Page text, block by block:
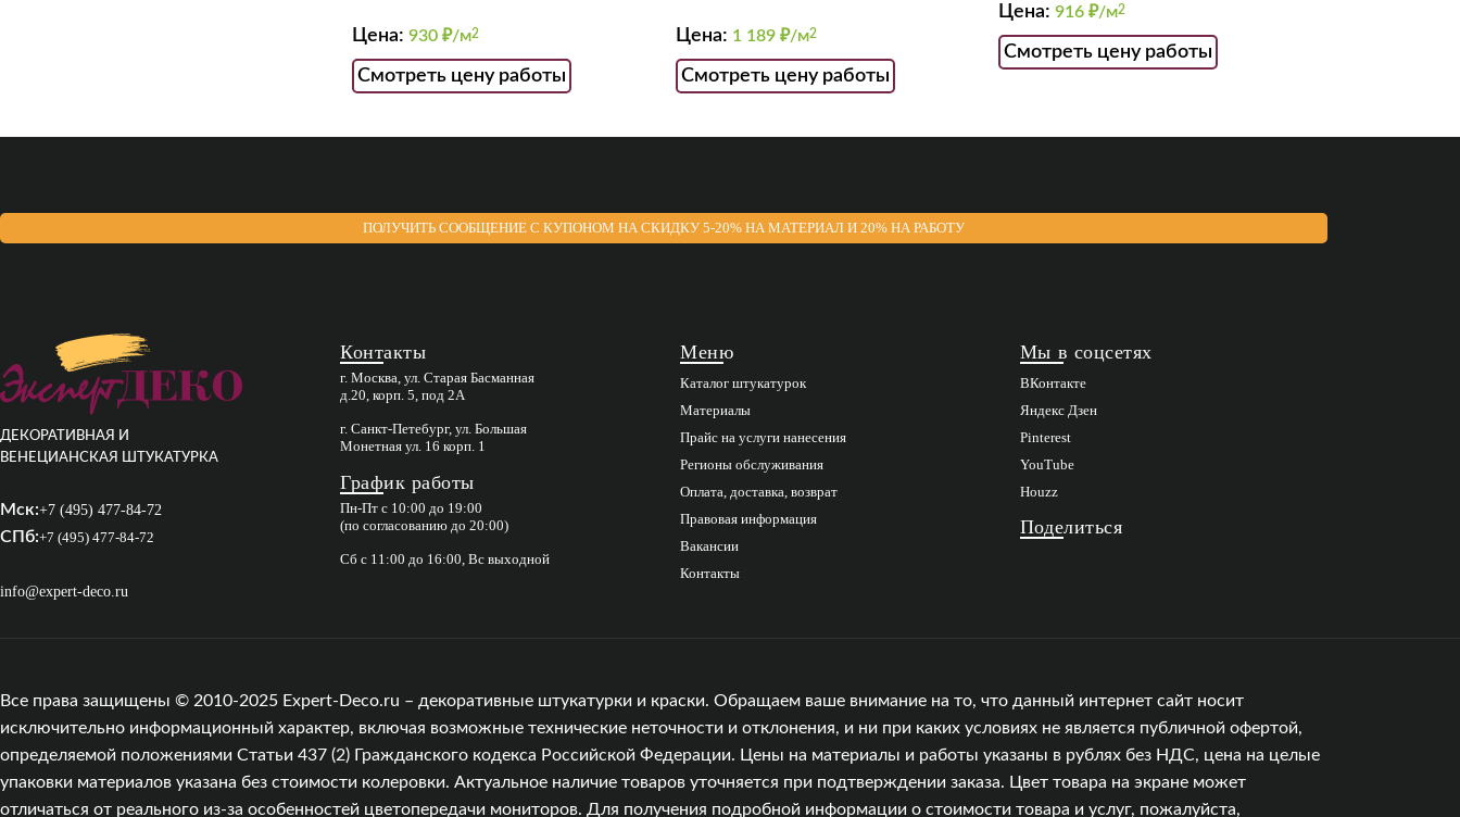
Цена: 930 ₽/м2
Смотреть цену работы
Цена: 1 189 ₽/м2
Смотреть цену работы
Цена:916₽/м2
Смотреть цену работы
ПОЛУЧИТЬ СООБЩЕНИЕ С КУПОНОМ НА СКИДКУ 5-20% НА МАТЕРИАЛ И 20% НА РАБОТУ
ДЕКОРАТИВНАЯ И
ВЕНЕЦИАНСКАЯ ШТУКАТУРКА
Мск:+7 (495) 477-84-72
СПб:+7 (495) 477-84-72
info@expert-deco.ru
Контакты
г. Москва, ул. Старая Басманная
д.20, корп. 5, под 2А
г. Санкт-Петебург, ул. Большая
Монетная ул. 16 корп. 1
График работы
Пн-Пт с 10:00 до 19:00
(по согласованию до 20:00)
Сб с 11:00 до 16:00, Вс выходной
Меню
Каталог штукатурок
Материалы
Прайс на услуги нанесения
Регионы обслуживания
Оплата, доставка, возврат
Правовая информация
Вакансии
Контакты
Мы в соцсетях
ВКонтакте
Яндекс Дзен
Pinterest
YouTube
Houzz
Поделиться
Все права защищены © 2010-2025 Expert-Deco.ru – декоративные штукатурки и краски. Обращаем ваше внимание на то, что данный интернет сайт носит
исключительно информационный характер, включая возможные технические неточности и отклонения, и ни при каких условиях не является публичной офертой,
определяемой положениями Статьи 437 (2) Гражданского кодекса Российской Федерации. Цены на материалы и работы указаны в рублях без НДС, цена на целые
упаковки материалов указана без стоимости колеровки. Актуальное наличие товаров уточняется при подтверждении заказа. Цвет товара на экране может
отличаться от реального из‑за особенностей цветопередачи мониторов. Для получения подробной информации о стоимости товара и услуг, пожалуйста,